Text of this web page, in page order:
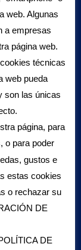
web. Algunas
a empresas
página web.
técnicas
web pueda
son las únicas
página, para
o para poder
gustos e
estas cookies
o rechazar su
DE
DE